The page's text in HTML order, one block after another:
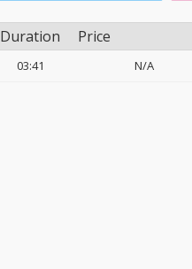
Duration Price
03:41 N/A